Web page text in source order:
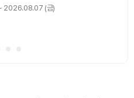
2026.08.07 (금)